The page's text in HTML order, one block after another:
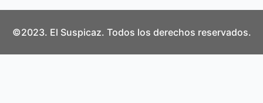
©2023. El Suspicaz. Todos los derechos reservados.